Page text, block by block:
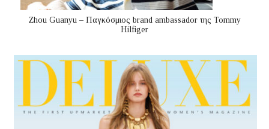
Zhou Guanyu – Παγκόσμιος brand ambassador της Tommy
Hilfiger